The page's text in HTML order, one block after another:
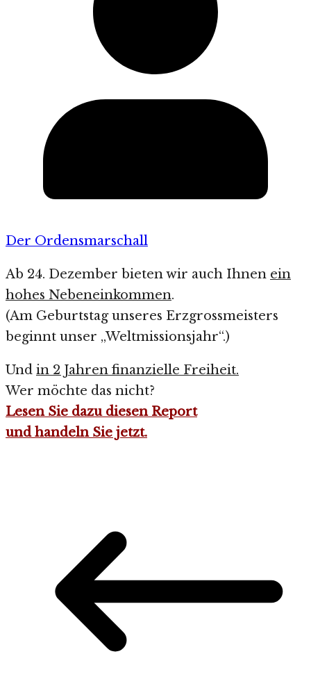
Der Ordensmarschall
Ab 24. Dezember bieten wir auch Ihnen ein
hohes Nebeneinkommen.
(Am Geburtstag unseres Erzgrossmeisters
beginnt unser „Weltmissionsjahr“.)
Und in 2 Jahren finanzielle Freiheit.
Wer möchte das nicht?
Lesen Sie dazu diesen Report
und handeln Sie jetzt.